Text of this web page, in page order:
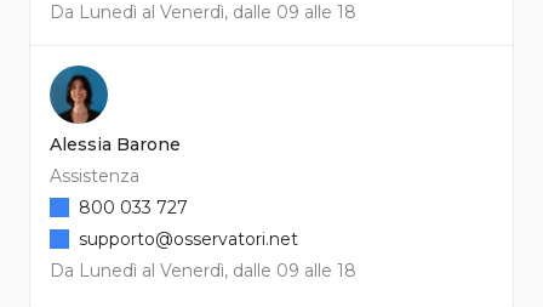
Da Lunedì al Venerdì, dalle 09 alle 18
Alessia Barone
Assistenza
Da Lunedì al Venerdì, dalle 09 alle 18
800 033 727
supporto@osservatori.net